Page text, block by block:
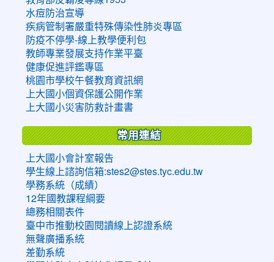
水痘防治宣導
疾病管制署嚴重特殊傳染性肺炎專區
防疫不停學-線上教學便利包
教師專業發展支持作業平臺
健康促進評鑑專區
桃園市學校午餐教育資訊網
上大國小個資保護公開作業
上大國小災害防救計畫書
常用連結
上大國小會計室報告
學生線上諮詢信箱:stes2@stes.tyc.edu.tw
學務系統（成績）
12年國教課程綱要
總務相關表件
臺中市推動校園閱讀線上認證系統
無聲廣播系統
差勤系統